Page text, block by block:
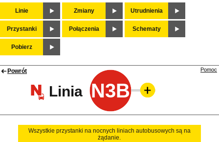
Linie Zmiany Utrudnienia
Przystanki Połączenia Schematy
Pobierz
Powrót
Linia N3B
Pomoc
Wszystkie przystanki na nocnych liniach autobusowych są na
żądanie.